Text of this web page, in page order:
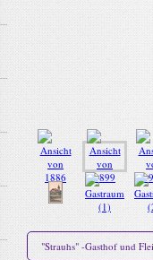
"Strauhs" -Gasthof und